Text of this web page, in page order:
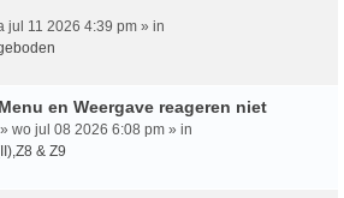
jul 11 2026 4:39 pm » in
en Weergave reageren niet
» wo jul 08 2026 6:08 pm » in
& Z9